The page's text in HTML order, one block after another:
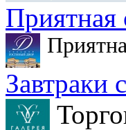
Приятная
Завтраки